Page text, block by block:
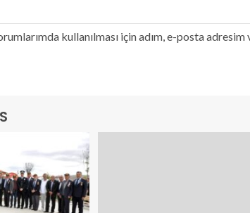
kullanılması için adım, e-posta